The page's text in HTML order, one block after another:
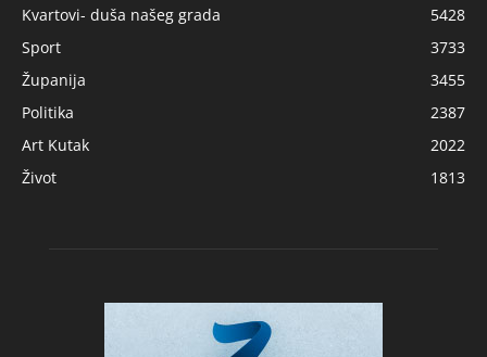
Kvartovi- duša našeg grada
5428
Sport
3733
Županija
3455
Politika
2387
Art Kutak
2022
Život
1813